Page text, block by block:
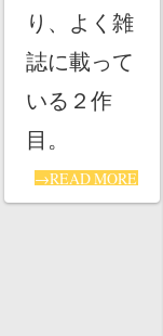
り、よく雑
誌に載って
いる２作
目。
→READ MORE